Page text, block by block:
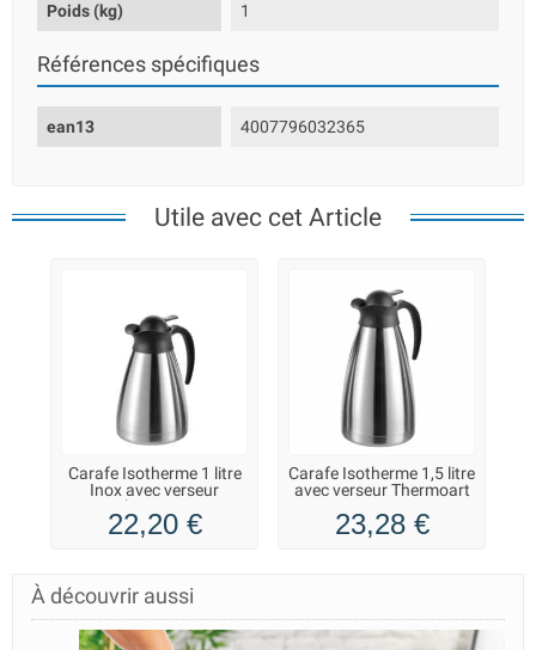
Poids (kg) 1
Références spécifiques
ean13 4007796032365
Utile avec cet Article
Carafe Isotherme 1 litre
Inox avec verseur
Thermoart
22,20 €
Carafe Isotherme 1,5 litre
avec verseur Thermoart
23,28 €
À découvrir aussi